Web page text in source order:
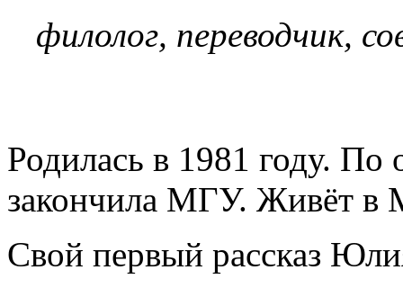
филолог, переводчик,
Родилась в 1981 году. По
закончила МГУ. Живёт в
Свой первый рассказ